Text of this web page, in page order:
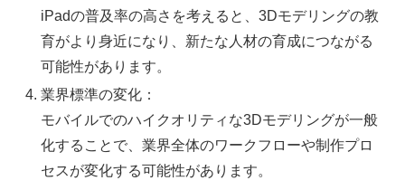
iPadの普及率の高さを考えると、3Dモデリングの教
育がより身近になり、新たな人材の育成につながる
可能性があります。
業界標準の変化：
モバイルでのハイクオリティな3Dモデリングが一般
化することで、業界全体のワークフローや制作プロ
セスが変化する可能性があります。